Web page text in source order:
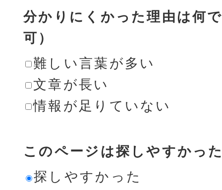
分かりにくかった理由は何
可）
難しい言葉が多い
文章が長い
情報が足りていない
このページは探しやすかっ
探しやすかった